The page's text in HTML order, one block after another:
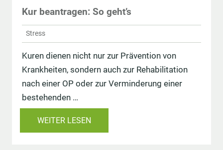
Kur beantragen: So geht’s
Stress
Kuren dienen nicht nur zur Prävention von
Krankheiten, sondern auch zur Rehabilitation
nach einer OP oder zur Verminderung einer
bestehenden …
WEITER LESEN